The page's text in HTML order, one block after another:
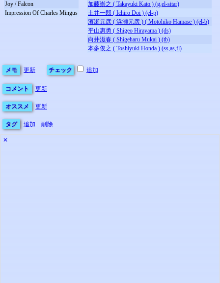
Joy / Falcon
Impression Of Charles Mingus
加藤崇之 ( Takayuki Kato ) (g,el-sitar)
土井一郎 ( Ichiro Doi ) (el-p)
濱瀬元彦 ( 浜瀬元彦 ) ( Motohiko Hamase ) (el-b)
平山惠勇 ( Shigeo Hirayama ) (ds)
向井滋春 ( Shigeharu Mukai ) (tb)
本多俊之 ( Toshiyuki Honda ) (ss,as,fl)
メモ 更新 チェック 追加
コメント 更新
オススメ 更新
タグ 追加 削除
✕